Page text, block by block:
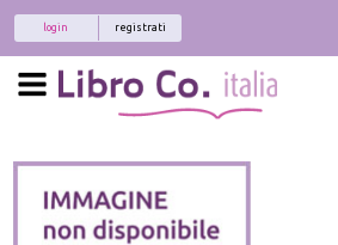
registrati
login